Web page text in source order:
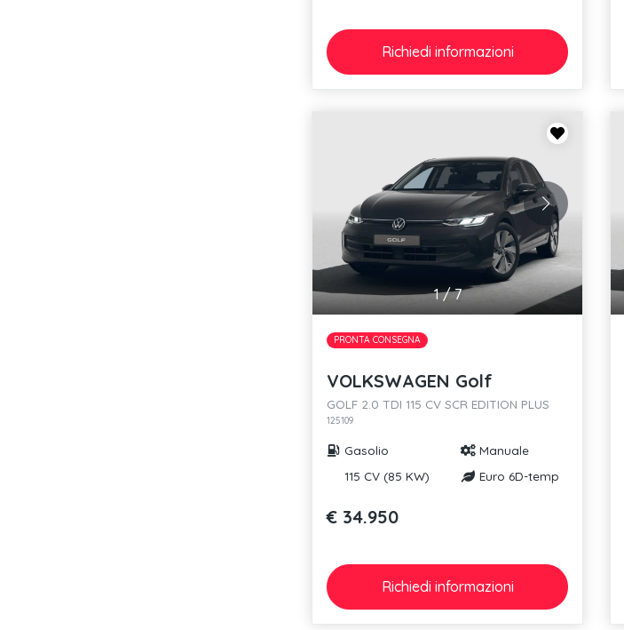
Richiedi informazioni
1/7
PRONTA CONSEGNA
VOLKSWAGEN Golf
GOLF 2.0 TDI 115 CV SCR EDITION PLUS
125109
Gasolio
Manuale
115 CV (85 KW)
Euro 6D-temp
€ 34.950
Richiedi informazioni